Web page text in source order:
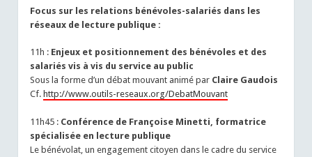
Focus sur les relations bénévoles-salariés dans les
réseaux de lecture publique :
11h : Enjeux et positionnement des bénévoles et des
salariés vis à vis du service au public
Sous la forme d’un débat mouvant animé par Claire Gaudois
Cf. http://www.outils-reseaux.org/DebatMouvant
11h45 : Conférence de Françoise Minetti, formatrice
spécialisée en lecture publique
Le bénévolat, un engagement citoyen dans le cadre du service